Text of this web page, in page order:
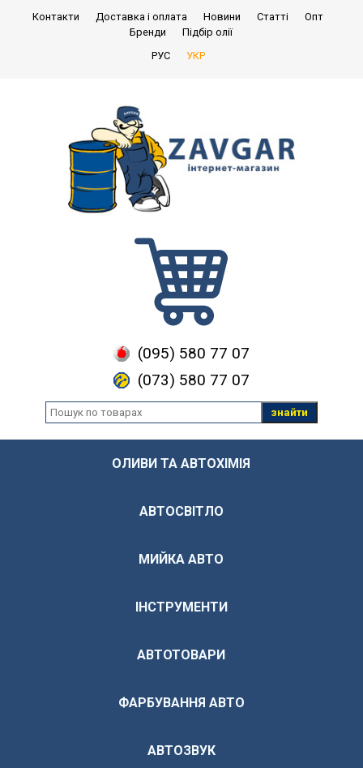
Контакти Доставка і оплата Новини Статті
Опт
Бренди
Підбір олії
РУС
УКР
(095) 580 77 07
(073) 580 77 07
знайти
ОЛИВИ ТА АВТОХІМІЯ
АВТОСВІТЛО
МИЙКА АВТО
ІНСТРУМЕНТИ
АВТОТОВАРИ
ФАРБУВАННЯ АВТО
АВТОЗВУК